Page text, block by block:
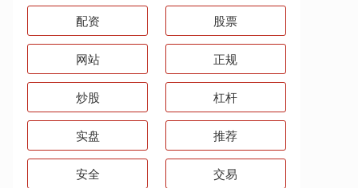
配资 股票
网站 正规
炒股 杠杆
实盘 推荐
安全 交易